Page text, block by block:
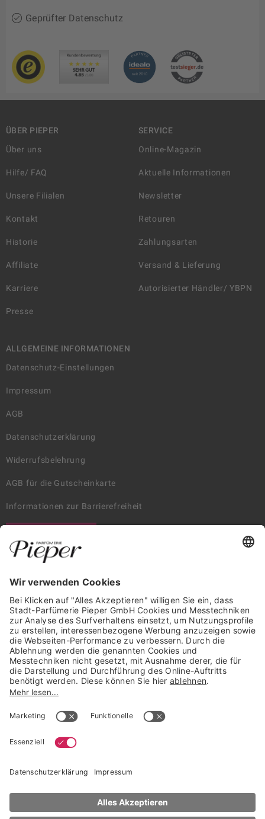
Geprüfter Datenschutz
ÜBER PIEPER
Über uns
Hilfe/ FAQ
Unsere Filialen
Kontakt
Historie
Affiliate
Karriere
Presse
SERVICE
Online-Magazin
Aktuelle Informationen
Newsletter
Retouren
Zahlungsarten
Versand & Lieferung
Autorisierter Händler/ YBPN
ALLGEMEINE INFORMATIONEN
Datenschutz-Einstellungen
Impressum
AGB
Datenschutzerklärung
Widerrufsbelehrung
AGB für die Gutscheinkarte
Informationen zur Barrierefreiheit
Trusted Shops Mitglied seit 2010
* unverbindliche Preisempfehlung der Verbundgruppe beauty alliance
NACH OBEN